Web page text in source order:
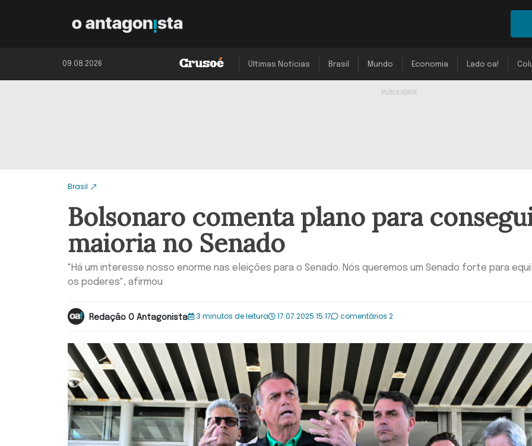
09.08.2026 Últimas Notícias Brasil Mundo Economia Lado oa!
Brasil
Bolsonaro comenta plano para
maioria no Senado
"Há um interesse nosso enorme nas eleições para o Senado. Nós queremos um Senado forte para
os poderes", afirmou
Redação O Antagonista 3 minutos de leitura 17.07.2025 15:17 comentários 2